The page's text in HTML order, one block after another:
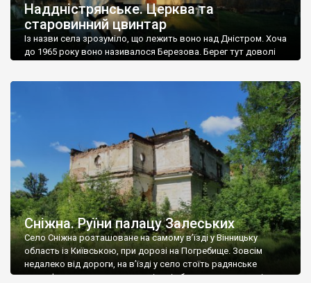
Наддністрянське. Церква та
старовинний цвинтар
Із назви села зрозуміло, що лежить воно над Дністром. Хоча
до 1965 року воно називалося Березова. Берег тут доволі
Наддністрянське відрізняється від більшості навколишніх
сіл. У селі є мурована Михайлівська церква. Точної дати […]
Сніжна. Руїни палацу Залеських
Село Сніжна розташоване на самому в’їзді у Вінницьку
область із Київською, при дорозі на Погребище. Зовсім
недалеко від дороги, на в’їзді у село стоїть радянське
рельєфне пано, яке показує жінку і яблуню, а трохи далі, десь